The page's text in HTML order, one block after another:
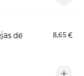
de
8,65 €